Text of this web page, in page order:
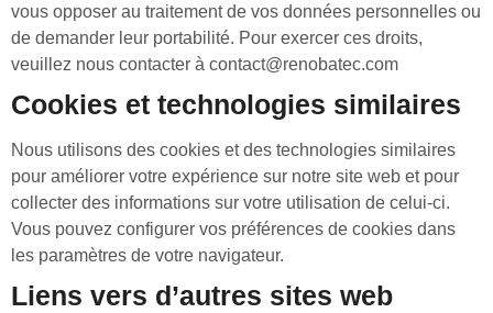
vous opposer au traitement de vos données personnelles ou
de demander leur portabilité. Pour exercer ces droits,
veuillez nous contacter à contact@renobatec.com
Cookies et technologies similaires
Nous utilisons des cookies et des technologies similaires
pour améliorer votre expérience sur notre site web et pour
collecter des informations sur votre utilisation de celui-ci.
Vous pouvez configurer vos préférences de cookies dans
les paramètres de votre navigateur.
Liens vers d’autres sites web